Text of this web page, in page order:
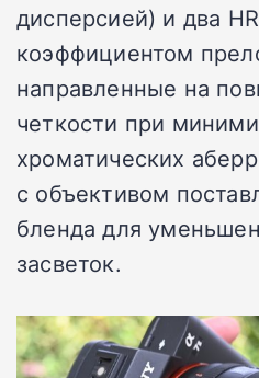
дисперсией) и два
коэффициентом
направленные на
четкости при
хроматических
с объективом
бленда для
засветок.